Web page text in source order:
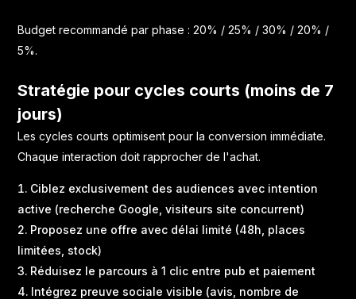
Budget recommandé par phase : 20% / 25% / 30% / 20% /
5%.
Stratégie pour cycles courts (moins de 7
jours)
Les cycles courts optimisent pour la conversion immédiate.
Chaque interaction doit rapprocher de l'achat.
Ciblez exclusivement des audiences avec intention
active (recherche Google, visiteurs site concurrent)
Proposez une offre avec délai limité (48h, places
limitées, stock)
Réduisez le parcours à 1 clic entre pub et paiement
Intégrez preuve sociale visible (avis, nombre de